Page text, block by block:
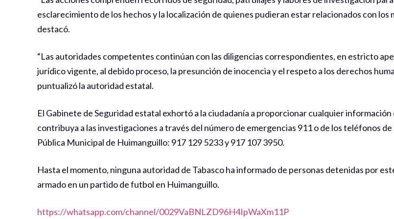
esclarecimiento de los hechos y la localización de quienes pudieran estar relacionados con los
destacó.
“Las autoridades competentes continúan con las diligencias correspondientes, en estricto
jurídico vigente, al debido proceso, la presunción de inocencia y el respeto a los derechos
puntualizó la autoridad estatal.
El Gabinete de Seguridad estatal exhortó a la ciudadanía a proporcionar cualquier información
contribuya a las investigaciones a través del número de emergencias 911 o de los teléfonos de
Pública Municipal de Huimanguillo: 917 129 5233 y 917 107 3950.
Hasta el momento, ninguna autoridad de Tabasco ha informado de personas detenidas por
armado en un partido de futbol en Huimanguillo.
https://whatsapp.com/channel/0029VaBNLZD96H4IpWaXm11P